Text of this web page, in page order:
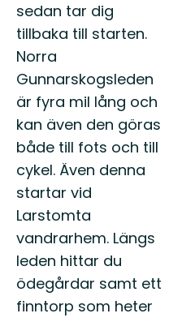
sedan tar dig
tillbaka till starten.
Norra
Gunnarskogsleden
är fyra mil lång och
kan även den göras
både till fots och till
cykel. Även denna
startar vid
Larstomta
vandrarhem. Längs
leden hittar du
ödegårdar samt ett
finntorp som heter